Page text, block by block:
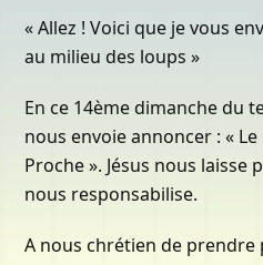
« Allez ! Voici que je vous
au milieu des loups »
En ce 14ème dimanche du
nous envoie annoncer : «
Proche ». Jésus nous laisse
nous responsabilise.
A nous chrétien de prendre